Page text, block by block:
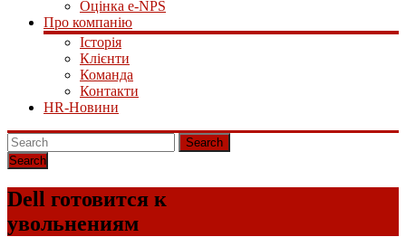
Оцінка e-NPS
Про компанію
Історія
Клієнти
Команда
Контакти
HR-Новини
Search
Dell готовится к
увольнениям